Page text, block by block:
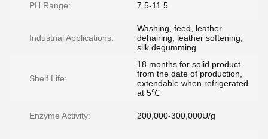
PH Range: 7.5-11.5
Industrial Applications:
Washing, feed, leather
dehairing, leather softening,
silk degumming
Shelf Life:
18 months for solid product
from the date of production,
extendable when refrigerated
at 5℃
Enzyme Activity: 200,000-300,000U/g